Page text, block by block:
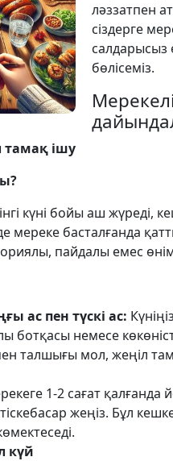
ләззатпен
сіздерге
салдарысыз
бөлісеміз.
тамақ ішу
күні бойы аш жүреді,
мереке басталғанда
пайдалы емес
ас пен түскі ас:
ботқасы немесе
талшығы мол, жеңіл
1-2 сағат қалғанда
тіскебасар жеңіз. Бұл
күй